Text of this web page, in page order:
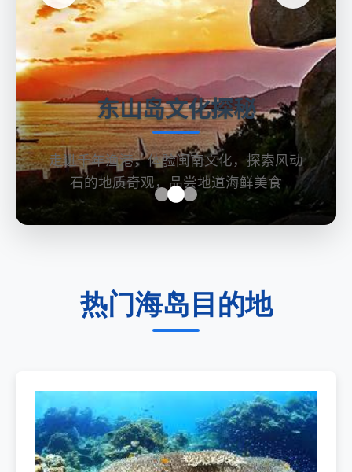
东山岛文化探秘
走进千年渔港，体验闽南文化，探索风动
石的地质奇观，品尝地道海鲜美食
热门海岛目的地